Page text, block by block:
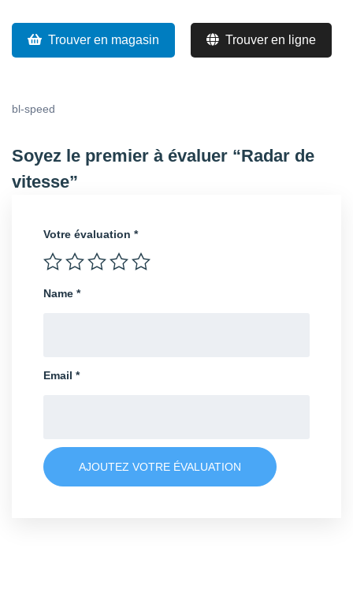
Trouver en magasin Trouver en ligne
bl-speed
Soyez le premier à évaluer “Radar de
vitesse”
Votre évaluation *
Name *
Email *
AJOUTEZ VOTRE ÉVALUATION